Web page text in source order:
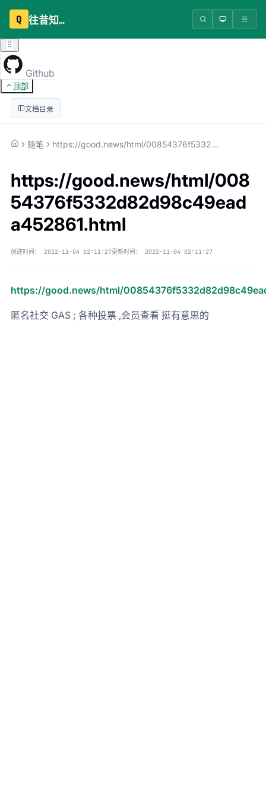
Q 往昔知识库
Github
顶部
文档目录
随笔 https://good.news/html/00854376f5332d82d98c49eada452861.html
https://good.news/html/008
54376f5332d82d98c49ead
a452861.html
创建时间： 2022-11-04 02:11:27更新时间： 2022-11-04 02:11:27
https://good.news/html/
匿名社交 GAS ; 各种投票 ,会员查看 挺有意思的